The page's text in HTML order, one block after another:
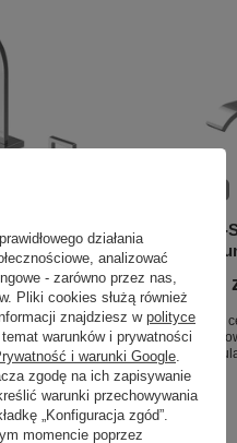
okresie 30 dni
786,00 zł 0%
-15%
bateria
853,00
Najniższa
przed
Cena
działania
analizować
- zarówno przez nas,
Pliki cookies służą również
znajdziesz wpolityce
warunków i prywatności
i warunki Google
zgodę na ich zapisywanie
warunki przechowywania
„Konfiguracja zgód”.
momencie poprzez